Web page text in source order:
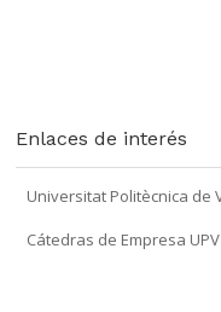
Enlaces de interés
Universitat Politècnica de
Cátedras de Empresa UPV